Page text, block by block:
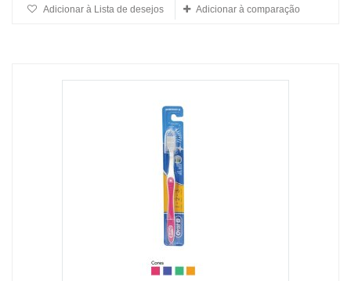
Adicionar à Lista de desejos Adicionar à comparação